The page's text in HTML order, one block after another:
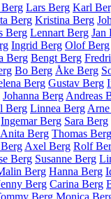
Lars Berg Karl
Berg Kristina Berg
Berg Lennart Berg Jan
Ingrid Berg Olof Berg
Berg Bengt Berg
Bo Berg Åke Berg
Berg Gustav Berg
Johanna Berg Andreas
Berg Linnea Berg
Ingemar Berg Sara Berg
Anita Berg Thomas Berg
Axel Berg Rolf
Berg Susanne Berg
Berg Hanna Berg
Berg Carina Berg
Berg Monica